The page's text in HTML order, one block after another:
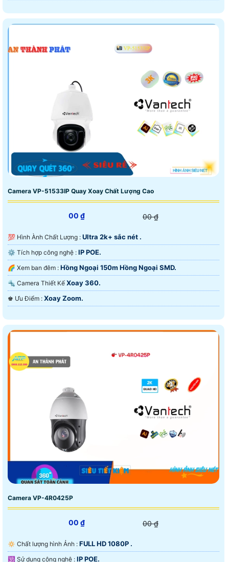
Camera VP-51533IP Quay Xoay Chất Lượng Cao
00 ₫ 00 ₫
💯 Hình Ành Chất Lượng : Ultra 2k+ sắc nét .
⚙ Tích hợp công nghệ : IP POE.
🌈 Xem ban đêm : Hồng Ngoại 150m Hồng Ngoại SMD.
🔩 Camera Thiết Kế Xoay 360.
️♚ Ưu Điểm : Xoay Zoom.
Camera VP-4R0425P
00 ₫ 00 ₫
🔅 Chất lượng hình Ảnh : FULL HD 1080P .
🕉️ Sử dụng công nghệ : IP POE.